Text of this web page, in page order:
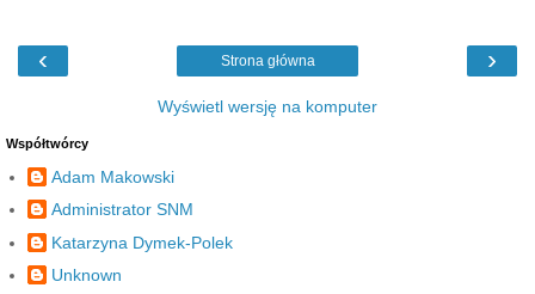
‹ ›
Strona główna
Wyświetl wersję na komputer
Współtwórcy
Adam Makowski
Administrator SNM
Katarzyna Dymek-Polek
Unknown